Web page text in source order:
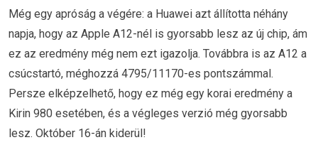
Még egy apróság a végére: a Huawei azt állította néhány
napja, hogy az Apple A12-nél is gyorsabb lesz az új chip, ám
ez az eredmény még nem ezt igazolja. Továbbra is az A12 a
csúcstartó, méghozzá 4795/11170-es pontszámmal.
Persze elképzelhető, hogy ez még egy korai eredmény a
Kirin 980 esetében, és a végleges verzió még gyorsabb
lesz. Október 16-án kiderül!